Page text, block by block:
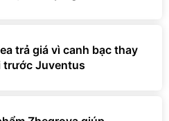
trả giá vì canh bạc thay
trước Juventus